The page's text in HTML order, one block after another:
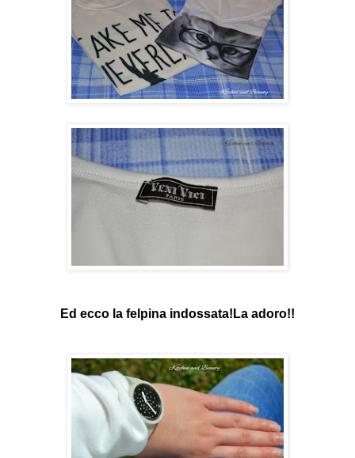
Ed ecco la felpina indossata!La adoro!!